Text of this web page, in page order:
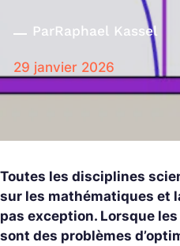
ParRaphael Kassel
29 janvier 2026
Toutes les disciplines
sur les mathématiques et
pas exception. Lorsque
sont des problèmes